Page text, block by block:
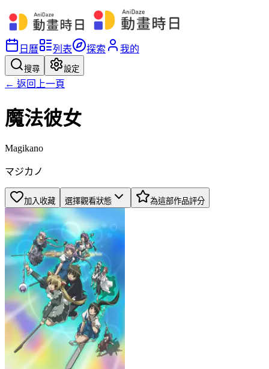
日曆 列表 探索 我的
搜尋 設定
← 返回上一頁
魔法彼女
Magikano
マジカノ
加入收藏 選擇觀看狀態 為這部作品評分